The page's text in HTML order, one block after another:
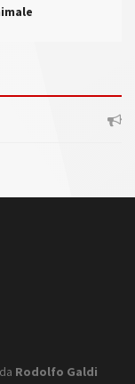
Rodolfo Galdi